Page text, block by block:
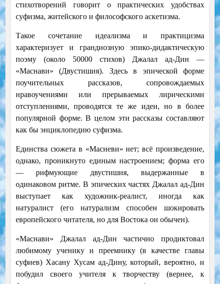
стихотворений говорит о практических удобствах
суфизма, житейского и философского аскетизма.
Такое сочетание идеализма и практицизма
характеризует и грандиозную эпико-дидактическую
поэму (около 50000 стихов) Джалал ад-Дин —
«Маснави» (Двустишия). Здесь в эпической форме
поучительных рассказов, сопровождаемых
нравоучениями или прерываемых лирическими
отступлениями, проводятся те же идеи, но в более
популярной форме. В целом эти рассказы составляют
как бы энциклопедию суфизма.
Единства сюжета в «Масневи» нет; всё произведение,
однако, проникнуто единым настроением; форма его
— рифмующие двустишия, выдержанные в
одинаковом ритме. В эпических частях Джалал ад-Дин
выступает как художник-реалист, иногда как
натуралист (его натурализм способен шокировать
европейского читателя, но для Востока он обычен).
«Маснави» Джалал ад-Дин частично продиктовал
любимому ученику и преемнику (в качестве главы
суфиев) Хасану Хусам ад-Дину, который, вероятно, и
побудил своего учителя к творчеству (вернее, к